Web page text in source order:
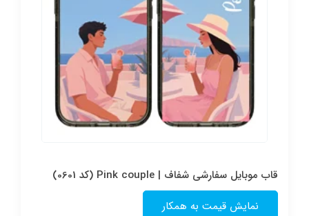
قاب موبایل سفارشی شفاف | Pink couple (کد 0601)
نمایش قیمت به همکار